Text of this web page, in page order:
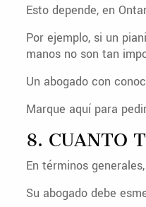
Esto depende, en
Por ejemplo, si un
manos no son tan
Un abogado con
Marque aquí para
8. CUANTO
En términos
Su abogado debe